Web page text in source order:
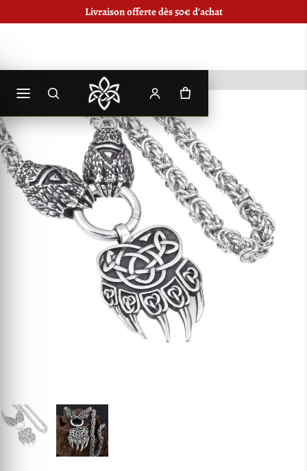
Livraison offerte dès 50€ d'achat
Collier Patte d'Ours Viking